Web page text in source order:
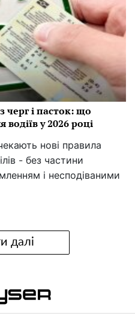
черг і пасток: що
у 2026 році
нові правила
- без частини
і несподіваними
далі